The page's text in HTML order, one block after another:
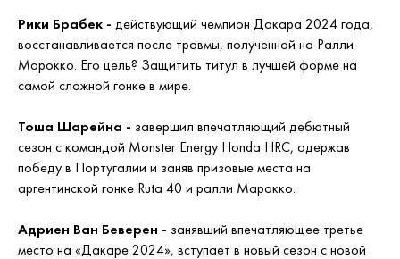
Рики Брабек - действующий чемпион Дакара 2024 года,
восстанавливается после травмы, полученной на Ралли
Марокко. Его цель? Защитить титул в лучшей форме на
самой сложной гонке в мире.
Тоша Шарейна - завершил впечатляющий дебютный
сезон с командой Monster Energy Honda HRC, одержав
победу в Португалии и заняв призовые места на
аргентинской гонке Ruta 40 и ралли Марокко.
Адриен Ван Беверен - занявший впечатляющее третье
место на «Дакаре 2024», вступает в новый сезон с новой